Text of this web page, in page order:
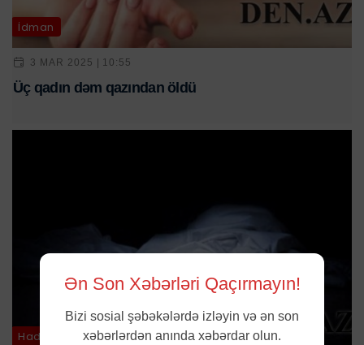
İdman
3 MAR 2025 | 10:55
Üç qadın dəm qazından öldü
Hadisə
Ən Son Xəbərləri Qaçırmayın!
Bizi sosial şəbəkələrdə izləyin və ən son
xəbərlərdən anında xəbərdar olun.